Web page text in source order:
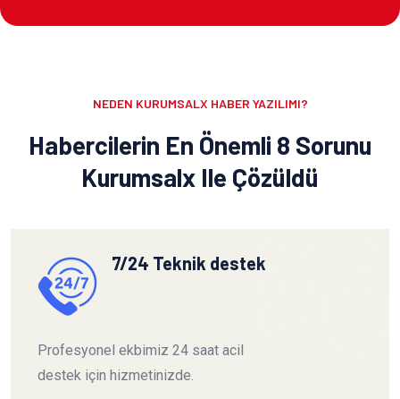
NEDEN KURUMSALX HABER YAZILIMI?
Habercilerin En Önemli 8 Sorunu
Kurumsalx Ile Çözüldü
7/24 Teknik destek
Profesyonel ekbimiz 24 saat acil
destek için hizmetinizde.